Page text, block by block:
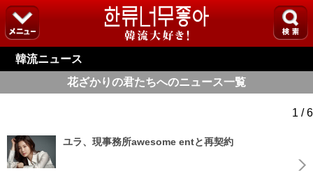
韓流ニュース
花ざかりの君たちへのニュース一覧
1 / 6
ユラ、現事務所awesome entと再契約